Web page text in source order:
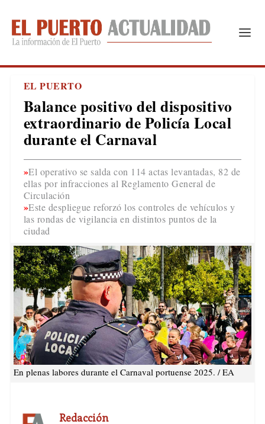
EL PUERTO
Balance positivo del dispositivo
extraordinario de Policía Local
durante el Carnaval
El operativo se salda con 114 actas levantadas, 82 de
ellas por infracciones al Reglamento General de
Circulación
Este despliegue reforzó los controles de vehículos y
las rondas de vigilancia en distintos puntos de la
ciudad
En plenas labores durante el Carnaval portuense 2025. / EA
Redacción